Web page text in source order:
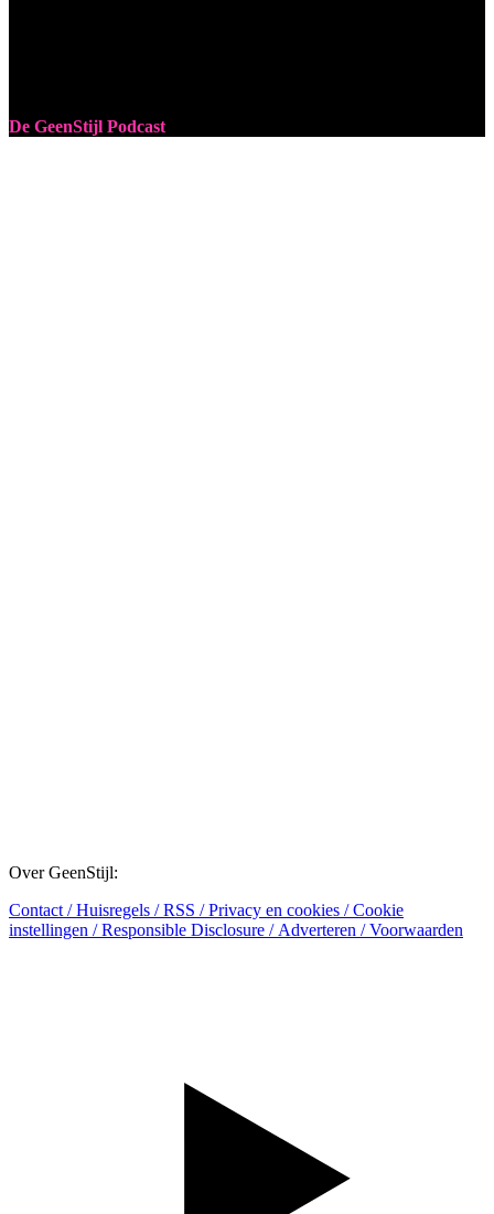
De GeenStijl Podcast
Over GeenStijl:
Contact /Huisregels /RSS /Privacy en cookies /Cookie
instellingen /Responsible Disclosure / Adverteren /Voorwaarden